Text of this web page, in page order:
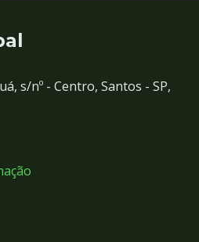
s/nº - Centro, Santos - SP,